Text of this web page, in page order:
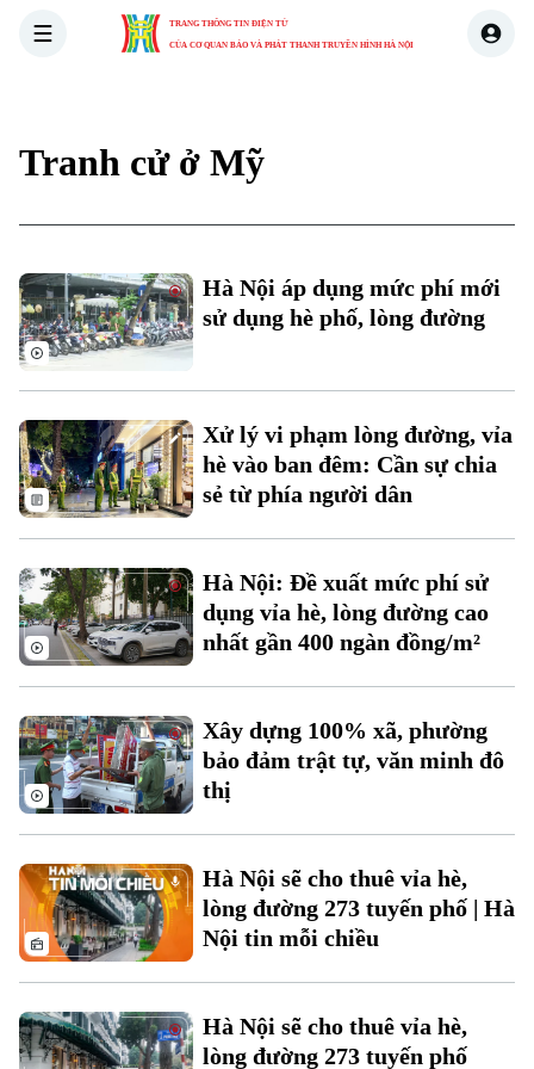
TRANG THÔNG TIN ĐIỆN TỬ
CỦA CƠ QUAN BÁO VÀ PHÁT THANH TRUYỀN HÌNH HÀ NỘI
Xu hướng
Chuyên mục
Tranh cử ở Mỹ
Hà Nội áp dụng mức phí mới
sử dụng hè phố, lòng đường
Xử lý vi phạm lòng đường, vỉa
hè vào ban đêm: Cần sự chia
sẻ từ phía người dân
Hà Nội: Đề xuất mức phí sử
dụng vỉa hè, lòng đường cao
nhất gần 400 ngàn đồng/m²
Xây dựng 100% xã, phường
bảo đảm trật tự, văn minh đô
thị
Hà Nội sẽ cho thuê vỉa hè,
lòng đường 273 tuyến phố | Hà
Nội tin mỗi chiều
Hà Nội sẽ cho thuê vỉa hè,
lòng đường 273 tuyến phố